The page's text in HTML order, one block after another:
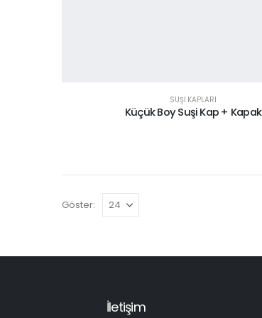
SUŞİ KAPLARI
Küçük Boy Suşi Kap + Kapak
Göster:
İletişim